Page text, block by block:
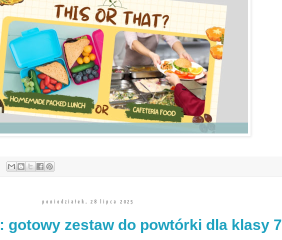
poniedziałek, 28 lipca 2025
gotowy zestaw do powtórki dla klasy 7